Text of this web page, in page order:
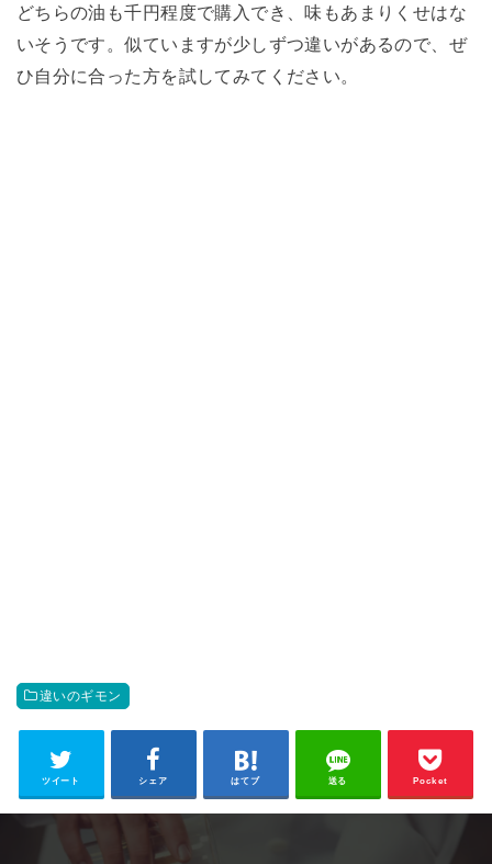
どちらの油も千円程度で購入でき、味もあまりくせはな
いそうです。似ていますが少しずつ違いがあるので、ぜ
ひ自分に合った方を試してみてください。
違いのギモン
ツイート シェア はてブ 送る Pocket